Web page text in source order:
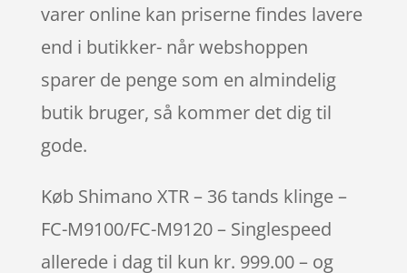
varer online kan priserne findes lavere
end i butikker- når webshoppen
sparer de penge som en almindelig
butik bruger, så kommer det dig til
gode.
Køb Shimano XTR – 36 tands klinge –
FC-M9100/FC-M9120 – Singlespeed
allerede i dag til kun kr. 999.00 – og